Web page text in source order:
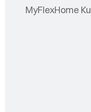
MyFlexHome